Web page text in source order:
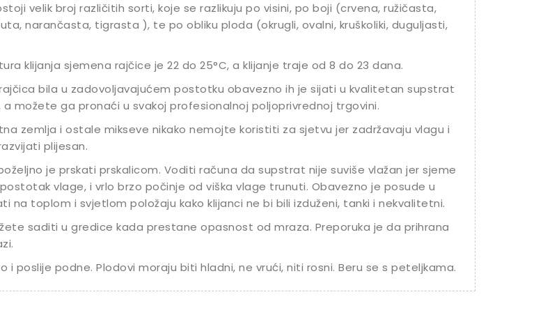
velik broj različitih sorti, koje se razlikuju po visini, po boji (crvena, ružičasta,
narančasta, tigrasta ), te po obliku ploda (okrugli, ovalni, kruškoliki, duguljasti,
klijanja sjemena rajčice je 22 do 25°C, a klijanje traje od 8 do 23 dana.
bila u zadovoljavajućem postotku obavezno ih je sijati u kvalitetan supstrat
možete ga pronaći u svakoj profesionalnoj poljoprivrednoj trgovini.
zemlja i ostale mikseve nikako nemojte koristiti za sjetvu jer zadržavaju vlagu i
plijesan.
je prskati prskalicom. Voditi računa da supstrat nije suviše vlažan jer sjeme
vlage, i vrlo brzo počinje od viška vlage trunuti. Obavezno je posude u
na toplom i svjetlom položaju kako klijanci ne bi bili izduženi, tanki i nekvalitetni.
saditi u gredice kada prestane opasnost od mraza. Preporuka je da prihrana
i poslije podne. Plodovi moraju biti hladni, ne vrući, niti rosni. Beru se s peteljkama.